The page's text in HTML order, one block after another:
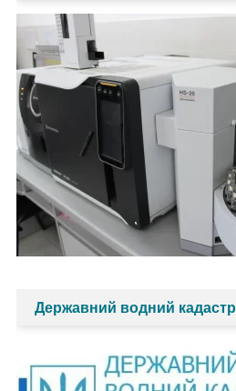
Державний водний кадастр